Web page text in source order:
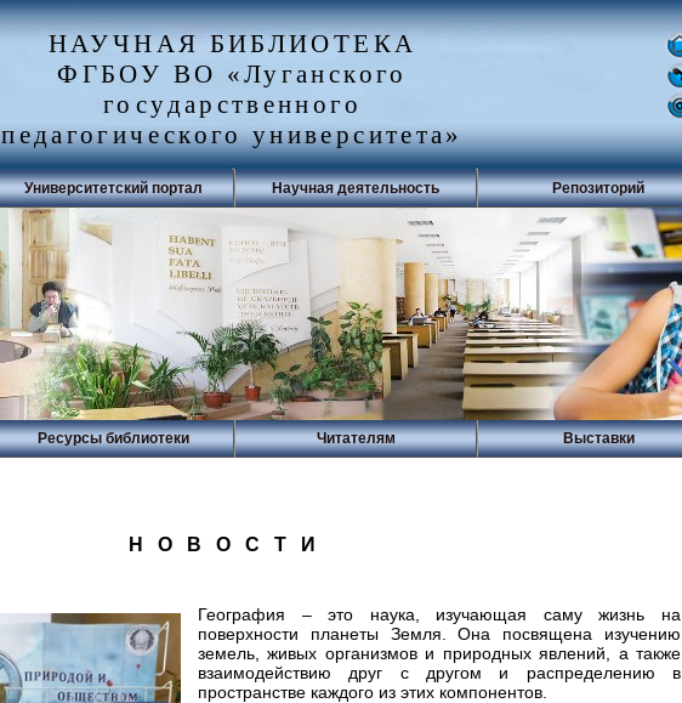
НАУЧНАЯ БИБЛИОТЕКА
ФГБОУ ВО «Луганского
государственного
педагогического университета»
Университетский портал Научная деятельность Репозиторий
Ресурсы библиотеки Читателям Выставки
Н О В О С Т И
География – это наука, изучающая саму жизнь на
поверхности планеты Земля. Она посвящена изучению
земель, живых организмов и природных явлений, а также
взаимодействию друг с другом и распределению в
пространстве каждого из этих компонентов.